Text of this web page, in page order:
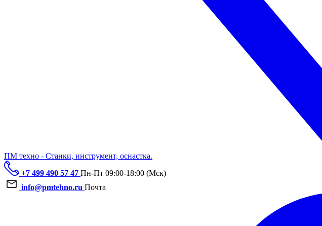
ПМ техно - Станки, инструмент, оснастка.
+7 499 490 57 47 Пн-Пт 09:00-18:00 (Мск)
info@pmtehno.ru Почта